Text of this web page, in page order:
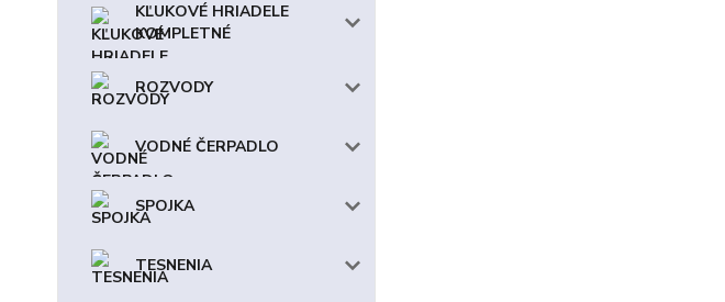
KĽUKOVÉ HRIADELE
KOMPLETNÉ
ROZVODY
VODNÉ ČERPADLO
SPOJKA
TESNENIA